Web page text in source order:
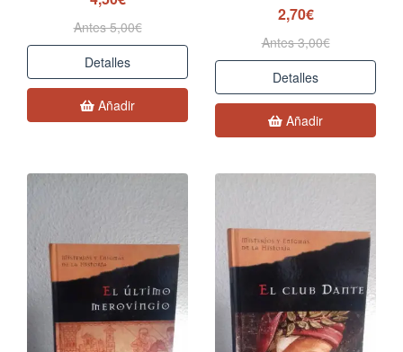
Antes 5,00€
Detalles
Añadir
2,70€
Antes 3,00€
Detalles
Añadir